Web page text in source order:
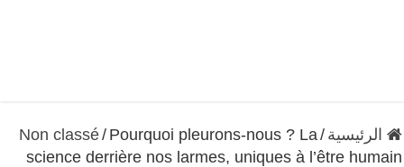
الرئيسية /
Non classé / Pourquoi pleurons-nous ? La
science derrière nos larmes, uniques à l’être humain